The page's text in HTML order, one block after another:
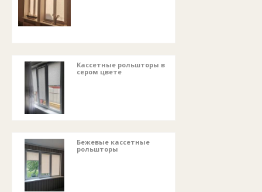
Кассетные рольшторы в
сером цвете
Бежевые кассетные
рольшторы